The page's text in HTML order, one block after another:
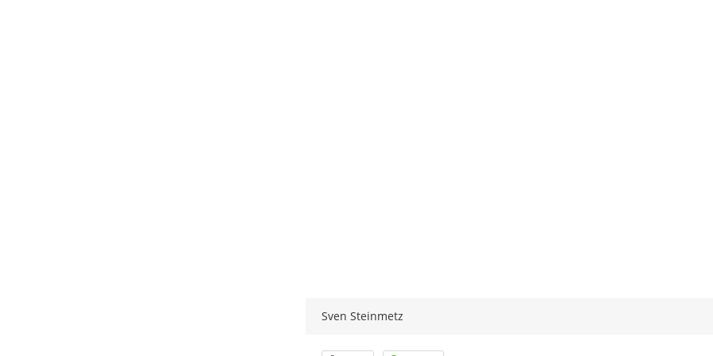
Sven Steinmetz